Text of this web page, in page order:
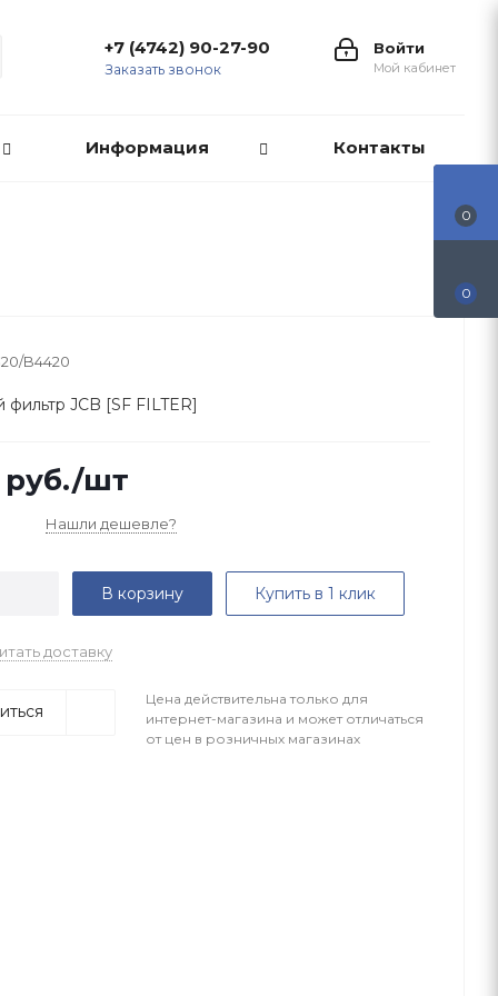
Войти
Мой кабинет
+7 (4742) 90-27-90
Заказать звонок
Информация Контакты
B4420
фильтр JCB [SF FILTER]
руб./шт
Нашли дешевле?
В корзину Купить в 1 клик
доставку
Цена действительна только для
интернет-магазина и может отличаться
от цен в розничных магазинах
0
0